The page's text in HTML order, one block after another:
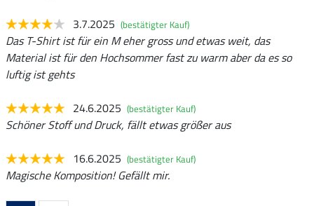
3.7.2025 (bestätigter Kauf)
Das T-Shirt ist für ein M eher gross und etwas weit, das
Material ist für den Hochsommer fast zu warm aber da es so
luftig ist gehts
24.6.2025 (bestätigter Kauf)
Schöner Stoff und Druck, fällt etwas größer aus
16.6.2025 (bestätigter Kauf)
Magische Komposition! Gefällt mir.